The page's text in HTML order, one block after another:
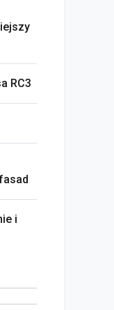
RC3
i